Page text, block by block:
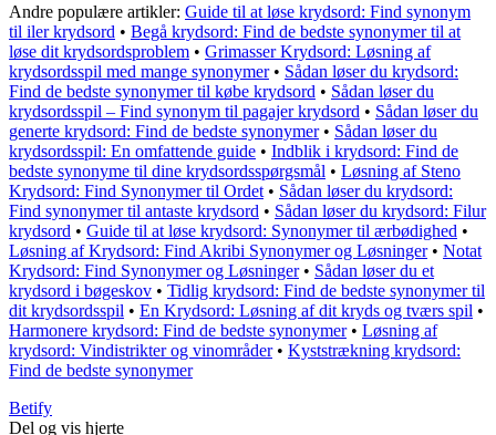
Andre populære artikler: Guide til at løse krydsord: Find synonym
til iler krydsord • Begå krydsord: Find de bedste synonymer til at
løse dit krydsordsproblem • Grimasser Krydsord: Løsning af
krydsordsspil med mange synonymer• Sådan løser du krydsord:
Find de bedste synonymer til købe krydsord • Sådan løser du
krydsordsspil – Find synonym til pagajer krydsord • Sådan løser du
generte krydsord: Find de bedste synonymer• Sådan løser du
krydsordsspil: En omfattende guide • Indblik i krydsord: Find de
bedste synonyme til dine krydsordsspørgsmål • Løsning af Steno
Krydsord: Find Synonymer til Ordet • Sådan løser du krydsord:
Find synonymer til antaste krydsord • Sådan løser du krydsord: Filur
krydsord • Guide til at løse krydsord: Synonymer til ærbødighed •
Løsning af Krydsord: Find Akribi Synonymer og Løsninger• Notat
Krydsord: Find Synonymer og Løsninger• Sådan løser du et
krydsord i bøgeskov • Tidlig krydsord: Find de bedste synonymer til
dit krydsordsspil • En Krydsord: Løsning af dit kryds og tværs spil •
Harmonere krydsord: Find de bedste synonymer• Løsning af
krydsord: Vindistrikter og vinområder• Kyststrækning krydsord:
Find de bedste synonymer
Betify
Del og vis hjerte